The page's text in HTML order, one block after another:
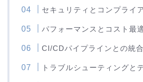
セキュリティとコンプライ
パフォーマンスとコスト最
CI/CDパイプラインとの統合
トラブルシューティングと